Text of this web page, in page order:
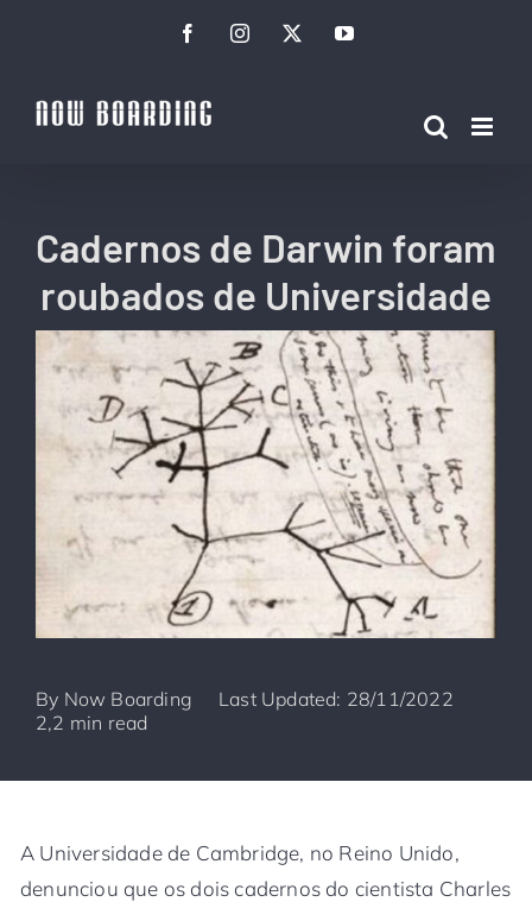
conteúdo
FacebookInstagramTwitterYouTube
Cadernos de Darwin foram
roubados de Universidade
By Now Boarding
Last Updated: 28/11/2022
2,2 min read
A Universidade de Cambridge, no Reino Unido,
denunciou que os dois cadernos do cientista Charles